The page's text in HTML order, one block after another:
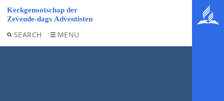
SEARCH MENU